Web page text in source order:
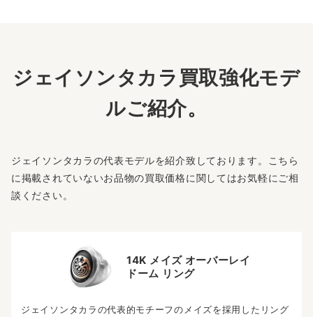
ジェイソンタカラ買取強化モデ
ルご紹介。
ジェイソンタカラの代表モデルを紹介致しております。こちら
に掲載されていないお品物の買取価格に関してはお気軽にご相
談ください。
14K メイズ オーバーレイ
ドーム リング
ジェイソンタカラの代表的モチーフのメイズを採用したリング